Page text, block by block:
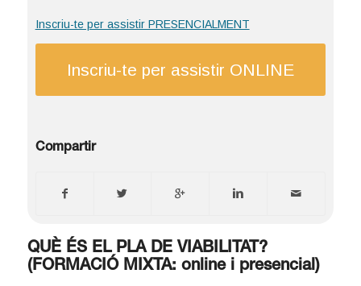
Inscriu-te per assistir PRESENCIALMENT
Inscriu-te per assistir ONLINE
Compartir
QUÈ ÉS EL PLA DE VIABILITAT?
(FORMACIÓ MIXTA: online i presencial)